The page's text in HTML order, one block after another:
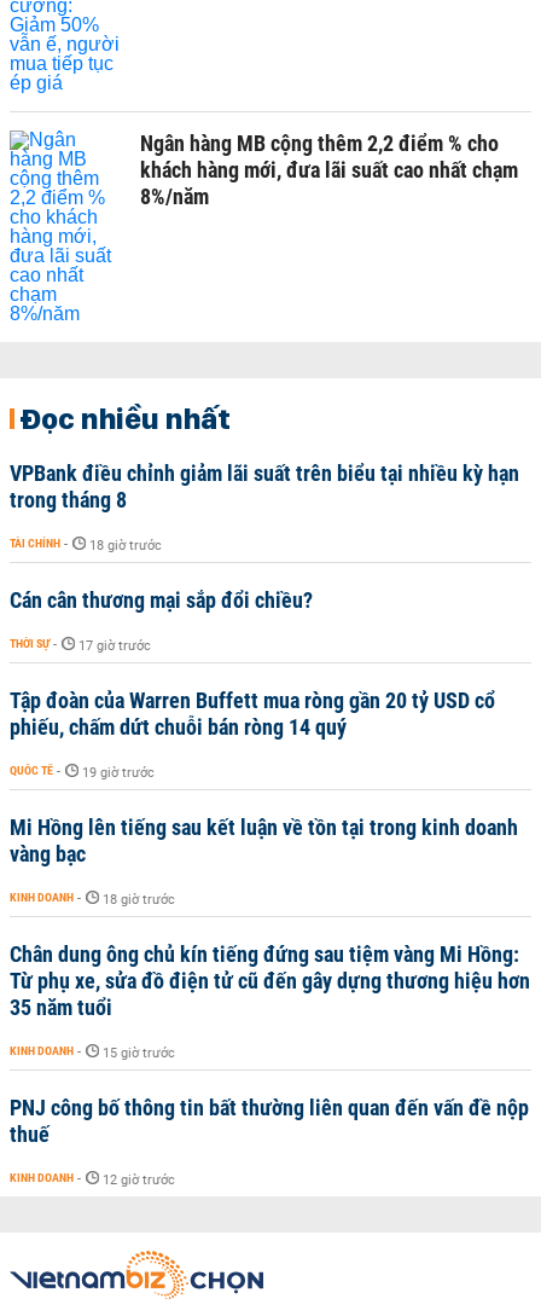
Ngân hàng MB cộng thêm 2,2 điểm % cho
khách hàng mới, đưa lãi suất cao nhất chạm
8%/năm
Đọc nhiều nhất
VPBank điều chỉnh giảm lãi suất trên biểu tại nhiều kỳ hạn
trong tháng 8
TÀI CHÍNH - 18 giờ trước
Cán cân thương mại sắp đổi chiều?
THỜI SỰ - 17 giờ trước
Tập đoàn của Warren Buffett mua ròng gần 20 tỷ USD cổ
phiếu, chấm dứt chuỗi bán ròng 14 quý
QUỐC TẾ - 19 giờ trước
Mi Hồng lên tiếng sau kết luận về tồn tại trong kinh doanh
vàng bạc
KINH DOANH - 18 giờ trước
Chân dung ông chủ kín tiếng đứng sau tiệm vàng Mi Hồng:
Từ phụ xe, sửa đồ điện tử cũ đến gây dựng thương hiệu hơn
35 năm tuổi
KINH DOANH - 15 giờ trước
PNJ công bố thông tin bất thường liên quan đến vấn đề nộp
thuế
KINH DOANH - 12 giờ trước